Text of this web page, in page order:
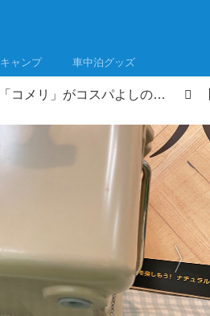
キャンプ 車中泊グッズ
「コメリ」がコスパよしのキャンプ用品をお披露目！秋冬キャンプ新製品もチェックしてきたぞ！